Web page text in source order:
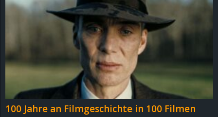
100 Jahre an Filmgeschichte in 100 Filmen